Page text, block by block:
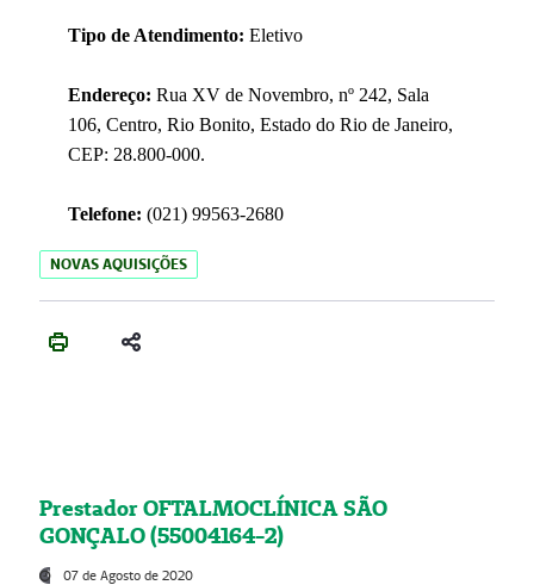
Tipo de Atendimento: Eletivo
Endereço: Rua XV de Novembro, nº 242, Sala
106, Centro, Rio Bonito, Estado do Rio de Janeiro,
CEP: 28.800-000.
Telefone: (021) 99563-2680
NOVAS AQUISIÇÕES
Prestador OFTALMOCLÍNICA SÃO
GONÇALO (55004164-2)
07 de Agosto de 2020